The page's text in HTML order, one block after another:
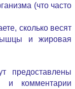
(что часто
сколько весят
и жировая
предоставлены
и комментарии